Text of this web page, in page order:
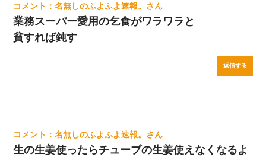
名無しのふよふよ速報。
業務スーパー愛用の乞食がワラワラと
貧すれば鈍す
返信する
名無しのふよふよ速報。
生の生姜使ったらチューブの生姜使えなくなるよ